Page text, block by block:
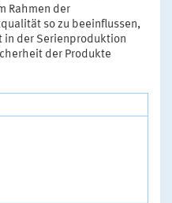
Rahmen der
so zu beeinflussen,
in der Serienproduktion
der Produkte